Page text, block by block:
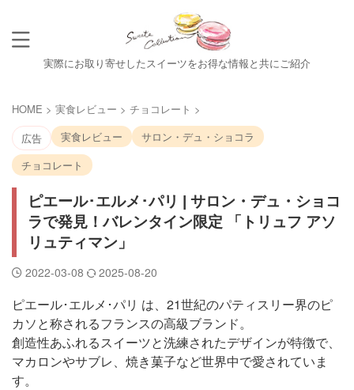
実際にお取り寄せしたスイーツをお得な情報と共にご紹介
HOME > 実食レビュー > チョコレート >
広告
実食レビュー
サロン・デュ・ショコラ
チョコレート
ピエール･エルメ･パリ | サロン・デュ・ショコ
ラで発見！バレンタイン限定 「トリュフ アソ
リュティマン」
2022-03-08 2025-08-20
ピエール･エルメ･パリ は、21世紀のパティスリー界のピ
カソと称されるフランスの高級ブランド。
創造性あふれるスイーツと洗練されたデザインが特徴で、
マカロンやサブレ、焼き菓子など世界中で愛されていま
す。